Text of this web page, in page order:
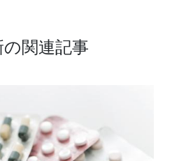
の関連記事